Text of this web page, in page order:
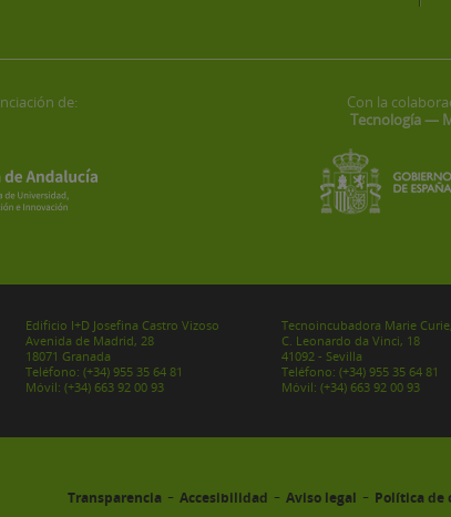
de: Con la
Tecnología —
Edificio I+D Josefina Castro Vizoso
Avenida de Madrid, 28
18071 Granada
Teléfono: (+34) 955 35 64 81
Móvil: (+34) 663 92 00 93
Tecnoincubadora Marie
C. Leonardo da Vinci, 18
41092 - Sevilla
Teléfono: (+34) 955 35 64 81
Móvil: (+34) 663 92 00 93
Transparencia - Accesibilidad - Aviso legal - Política de